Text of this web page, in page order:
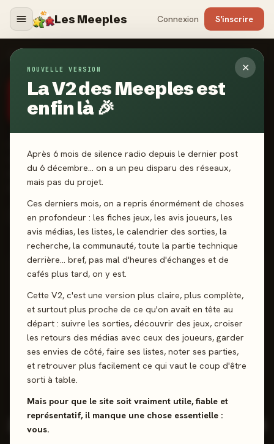
Les Meeples Connexion S'inscrire
✕
NOUVELLE VERSION
La V2 des Meeples est
enfin là 🎉
Après 6 mois de silence radio depuis le dernier post
du 6 décembre… on a un peu disparu des réseaux,
mais pas du projet.
Ces derniers mois, on a repris énormément de choses
en profondeur : les fiches jeux, les avis joueurs, les
avis médias, les listes, le calendrier des sorties, la
recherche, la communauté, toute la partie technique
derrière… bref, pas mal d'heures d'échanges et de
cafés plus tard, on y est.
Cette V2, c'est une version plus claire, plus complète,
et surtout plus proche de ce qu'on avait en tête au
départ : suivre les sorties, découvrir des jeux, croiser
les retours des médias avec ceux des joueurs, garder
ses envies de côté, faire ses listes, noter ses parties,
et retrouver plus facilement ce qui vaut le coup d'être
sorti à table.
Mais pour que le site soit vraiment utile, fiable et
représentatif, il manque une chose essentielle :
vous.
ÉDITEURS
ÉDITEUR CERTIFIÉ · ALLEMAGNE
Schmidt Spiele
mêlant jeux rapides (Ligretto Foot), coopératifs (One Mind) et
pose de tuiles créatifs (Crystalla, Gardlings). De quoi séduire
petits et grands autour de la table.
Site officiel Twitter Facebook Instagram YouTube
SCORE CATALOGUE
84%
Fiable - 23 jeux notés
18 positifs 4 neutres 1 négatifs
35 74 4